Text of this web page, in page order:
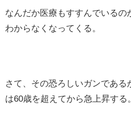
なんだか医療もすすんでいるの
わからなくなってくる。
さて、その恐ろしいガンである
は60歳を超えてから急上昇する。